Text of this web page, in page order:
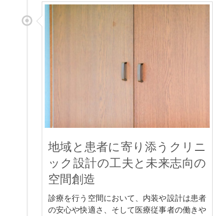
地域と患者に寄り添うクリニ
ック設計の工夫と未来志向の
空間創造
診療を行う空間において、内装や設計は患者
の安心や快適さ、そして医療従事者の働きや